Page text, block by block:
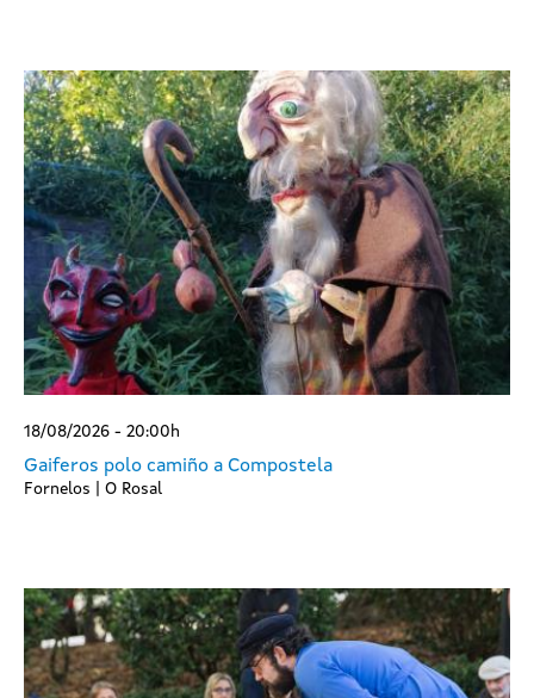
18/08/2026 - 20:00h
Gaiferos polo camiño a Compostela
Fornelos | O Rosal